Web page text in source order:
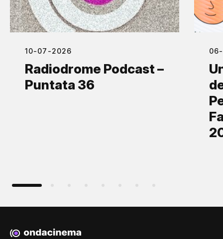
10-07-2026
Radiodrome Podcast –
Puntata 36